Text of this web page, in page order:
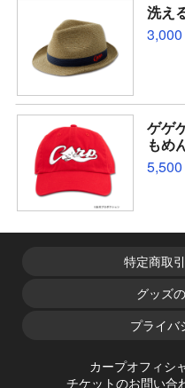
洗え
3,000
ゲゲ
もめ
5,500
特定商取
グッズ
プライバ
カープオフィシ
チケットのお問い合